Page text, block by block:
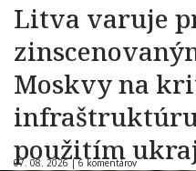
Litva varuje
Moskvy na
použitím
07. 08. 2026 |6 komentárov